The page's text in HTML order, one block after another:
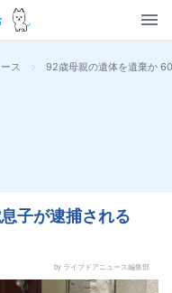
ス > 92歳母親の遺体を遺棄か
子が逮捕される
by ライブドアニュース編集部